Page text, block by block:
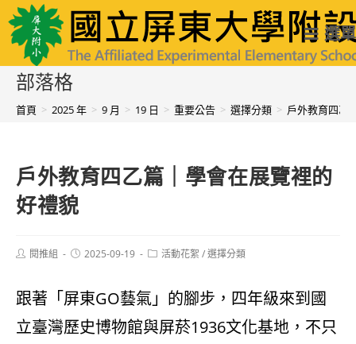
跳
轉
至
國立屏東大學附設實驗國民小學 選單
部落格
首頁 > 2025 年 > 9 月 > 19 日 > 重要公告 > 選擇分類 > 戶外教育四乙
戶外教育四乙篇｜學會在展覽裡的
好禮貌
Post閱推組
Post2025-09-19
Post活動花絮 /選擇分類
跟著「屏東GO藝氣」的腳步，四年級來到國
立臺灣歷史博物館與屏菸1936文化基地，不只